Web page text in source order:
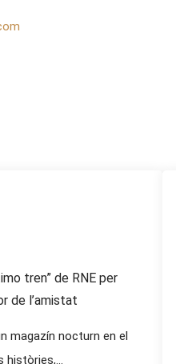
tren” de RNE per
de l’amistat
magazín nocturn en el